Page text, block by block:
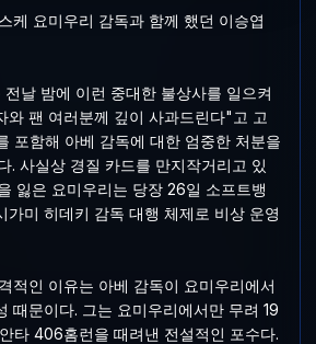
케 요미우리 감독과 함께 했던 이승엽
날 밤에 이런 중대한 불상사를 일으켜
와 팬 여러분께 깊이 사과드린다"고 고
포함해 아베 감독에 대한 엄중한 처분을
. 사실상 경질 카드를 만지작거리고 있
잃은 요미우리는 당장 26일 소프트뱅
가미 히데키 감독 대행 체제로 비상 운영
적인 이유는 아베 감독이 요미우리에서
때문이다. 그는 요미우리에서만 무려 19
타 406홈런을 때려낸 전설적인 포수다.